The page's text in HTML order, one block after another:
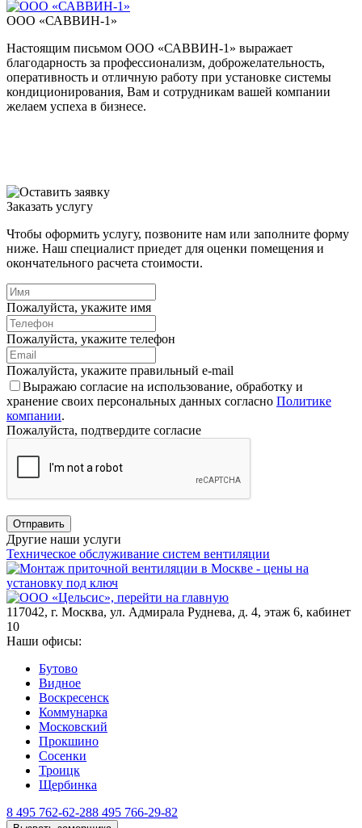
ООО «САВВИН-1»
Настоящим письмом ООО «САВВИН-1» выражает
благодарность за профессионализм, доброжелательность,
оперативность и отличную работу при установке системы
кондиционирования, Вам и сотрудникам вашей компании
желаем успеха в бизнесе.
Заказать услугу
Чтобы оформить услугу, позвоните нам или заполните форму
ниже. Наш специалист приедет для оценки помещения и
окончательного расчета стоимости.
Пожалуйста, укажите имя
Пожалуйста, укажите телефон
Пожалуйста, укажите правильный e-mail
Выражаю согласие на использование, обработку и
хранение своих персональных данных согласно Политике
компании.
Пожалуйста, подтвердите согласие
Отправить
Другие наши услуги
Техническое обслуживание систем вентиляции
117042, г. Москва, ул. Адмирала Руднева, д. 4, этаж 6, кабинет
10
Наши офисы:
Бутово
Видное
Воскресенск
Коммунарка
Московский
Прокшино
Сосенки
Троицк
Щербинка
8 495 762-62-288 495 766-29-82